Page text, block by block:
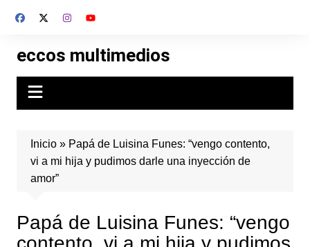
eccos multimedios
Inicio» Papá de Luisina Funes: “vengo contento,
vi a mi hija y pudimos darle una inyección de
amor”
Papá de Luisina Funes: “vengo